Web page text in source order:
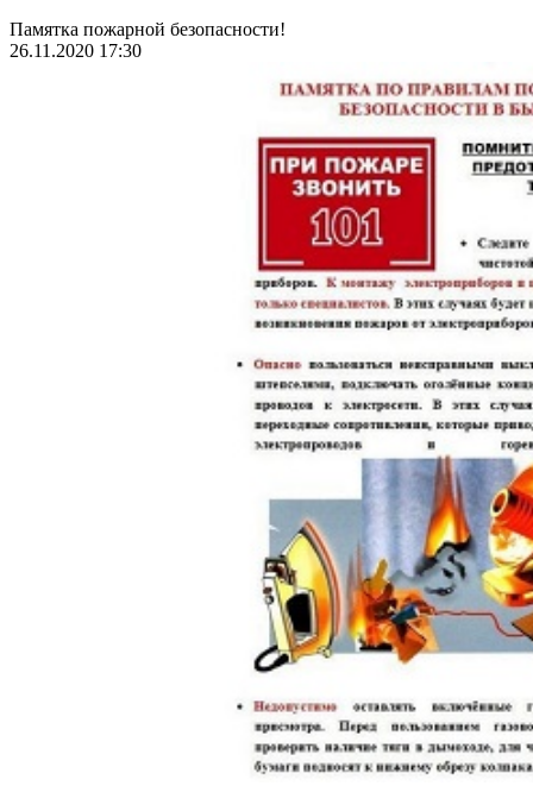
Памятка пожарной безопасности!
26.11.2020 17:30